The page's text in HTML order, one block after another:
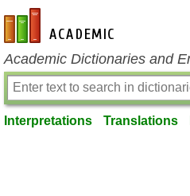
en-academic.com
Academic Dictionaries and
Interpretations Translations